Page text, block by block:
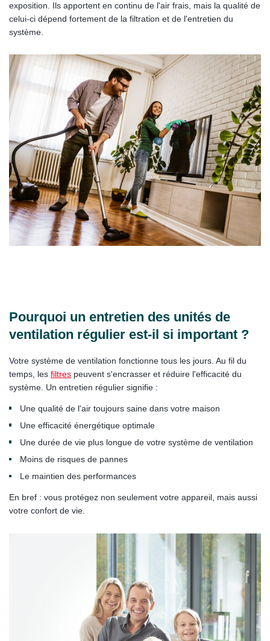
exposition. Ils apportent en continu de l'air frais, mais la qualité de
celui-ci dépend fortement de la filtration et de l'entretien du
système.
Pourquoi un entretien des unités de
ventilation régulier est-il si important ?
Votre système de ventilation fonctionne tous les jours. Au fil du
temps, les filtres peuvent s'encrasser et réduire l'efficacité du
système. Un entretien régulier signifie :
Une qualité de l'air toujours saine dans votre maison
Une efficacité énergétique optimale
Une durée de vie plus longue de votre système de ventilation
Moins de risques de pannes
Le maintien des performances
En bref : vous protégez non seulement votre appareil, mais aussi
votre confort de vie.